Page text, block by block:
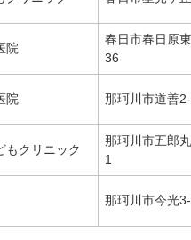
院
春日市春日原
36
院 那珂川市道善
もクリニック
那珂川市五郎
1
那珂川市今光